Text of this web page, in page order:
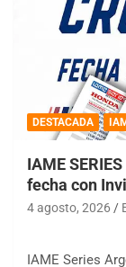
DESTACADA
IAME
fecha con
4 agosto, 2026
IAME Series